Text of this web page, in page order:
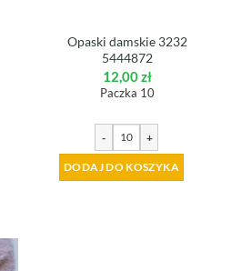
Opaski damskie 3232
5444872
12,00zł
Paczka 10
- +
DODAJ DO KOSZYKA